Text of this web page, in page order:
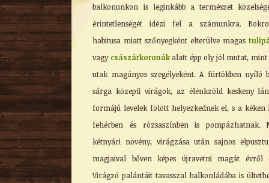
balkonunkon is leginkább a természet
érintetlenségét idézi fel a számunkra.
habitusa miatt szőnyegként elterülve magas
vagy császárkoronákalatt épp oly jól mutat,
utak magányos szegélyeként. A fürtökben nyíló
sárga közepű virágok, az élénkzöld keskeny
formájú levelek fölött helyezkednek el, s a kéken
fehérben és rózsaszínben is pompázhatnak.
kétnyári növény, virágzása után sajnos
magjaival bőven képes újravetni magát évről
Virágzó palántáit tavasszal balkonládába is
Tavaszi
Őszi
Kúszó
Mediterrán
Virágzó cserje
Talajtakaró
Árnyéktűrő
Szobanövény